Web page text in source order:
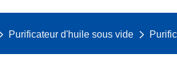
Purificateur d'huile sous vide